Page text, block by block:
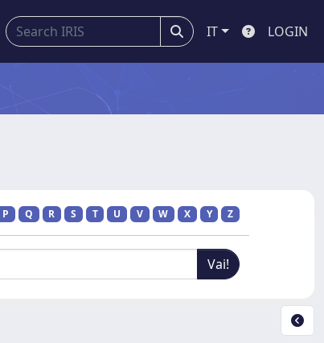
IT LOGIN
P Q R S T U V W X Y Z